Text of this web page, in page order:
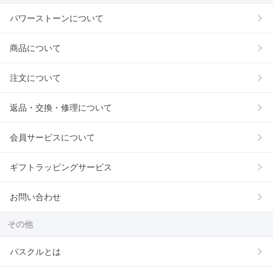
パワーストーンについて
商品について
注文について
返品・交換・修理について
会員サービスについて
ギフトラッピングサービス
お問い合わせ
その他
パスクルとは